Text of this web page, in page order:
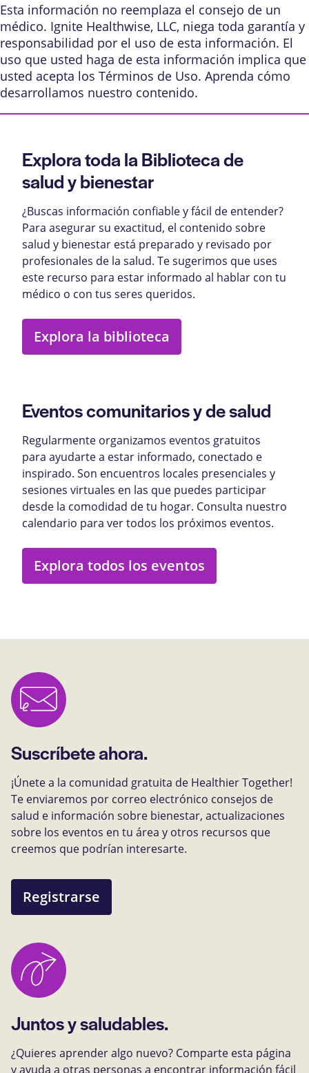
Esta información no reemplaza el consejo de un
médico. Ignite Healthwise, LLC, niega toda garantía y
responsabilidad por el uso de esta información. El
uso que usted haga de esta información implica que
usted acepta los Términos de Uso. Aprenda cómo
desarrollamos nuestro contenido.
Explora toda la Biblioteca de
salud y bienestar
¿Buscas información confiable y fácil de entender?
Para asegurar su exactitud, el contenido sobre
salud y bienestar está preparado y revisado por
profesionales de la salud. Te sugerimos que uses
este recurso para estar informado al hablar con tu
médico o con tus seres queridos.
Explora la biblioteca
Eventos comunitarios y de salud
Regularmente organizamos eventos gratuitos
para ayudarte a estar informado, conectado e
inspirado. Son encuentros locales presenciales y
sesiones virtuales en las que puedes participar
desde la comodidad de tu hogar. Consulta nuestro
calendario para ver todos los próximos eventos.
Explora todos los eventos
Suscríbete ahora.
¡Únete a la comunidad gratuita de Healthier Together!
Te enviaremos por correo electrónico consejos de
salud e información sobre bienestar, actualizaciones
sobre los eventos en tu área y otros recursos que
creemos que podrían interesarte.
Registrarse
Juntos y saludables.
¿Quieres aprender algo nuevo? Comparte esta página
y ayuda a otras personas a encontrar información fácil